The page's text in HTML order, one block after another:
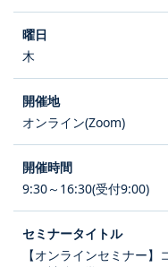
木
オンライン(Zoom)
9:30～16:30(受付9:00)
【オンラインセミナー